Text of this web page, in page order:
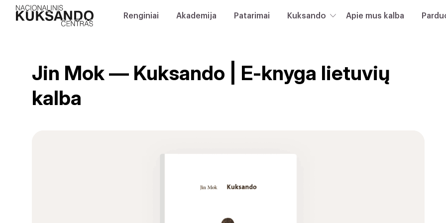
Renginiai Akademija Patarimai Kuksando Apie mus kalba
Jin Mok — Kuksando | E-knyga lietuvių
kalba